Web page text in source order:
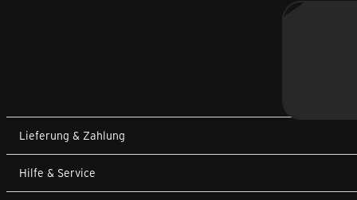
Lieferung & Zahlung
Hilfe & Service